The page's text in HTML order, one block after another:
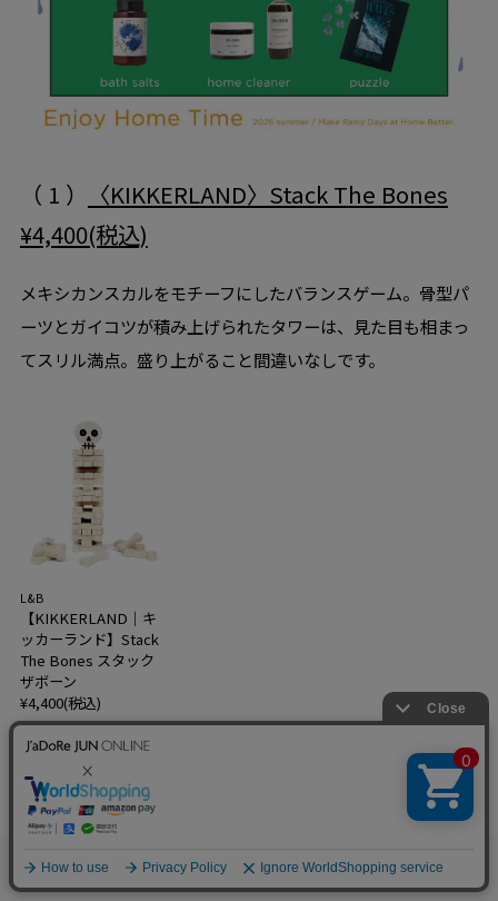
お気に入り
0
カート
（ 1 ）
〈KIKKERLAND〉Stack The Bones
¥4,400(税込)
メキシカンスカルをモチーフにしたバランスゲーム。骨型パ
ーツとガイコツが積み上げられたタワーは、見た目も相まっ
てスリル満点。盛り上がること間違いなしです。
L&B
【KIKKERLAND｜キ
ッカーランド】Stack
The Bones スタック
ザボーン
¥4,400(税込)
0(税込)、〈KIKKERLAND〉3D Dog Cards ¥1,